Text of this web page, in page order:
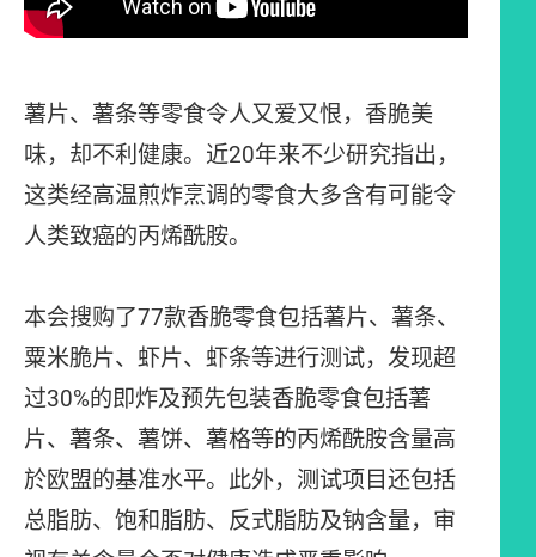
薯片、薯条等零食令人又爱又恨，香脆美
味，却不利健康。近20年来不少研究指出，
这类经高温煎炸烹调的零食大多含有可能令
人类致癌的丙烯酰胺。
本会搜购了77款香脆零食包括薯片、薯条、
粟米脆片、虾片、虾条等进行测试，发现超
过30%的即炸及预先包装香脆零食包括薯
片、薯条、薯饼、薯格等的丙烯酰胺含量高
於欧盟的基准水平。此外，测试项目还包括
总脂肪、饱和脂肪、反式脂肪及钠含量，审